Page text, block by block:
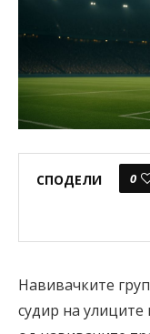
СПОДЕЛИ 0
Навивачките
судир на улиците